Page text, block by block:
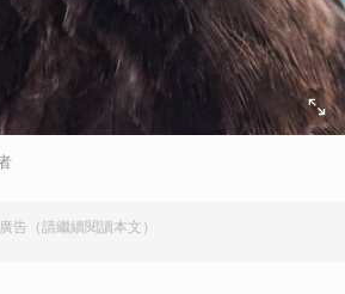
廣告（請繼續閱讀本文）